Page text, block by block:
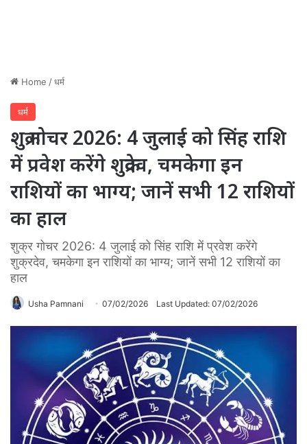
Home /धर्म
धर्म
शुक्र गोचर 2026: 4 जुलाई को सिंह राशि
में प्रवेश करेंगे शुक्रदेव, चमकेगा इन
राशियों का भाग्य; जानें सभी 12 राशियों
का हाल
शुक्र गोचर 2026: 4 जुलाई को सिंह राशि में प्रवेश करेंगे
शुक्रदेव, चमकेगा इन राशियों का भाग्य; जानें सभी 12 राशियों का
हाल
Usha Pamnani 07/02/2026 Last Updated: 07/02/2026